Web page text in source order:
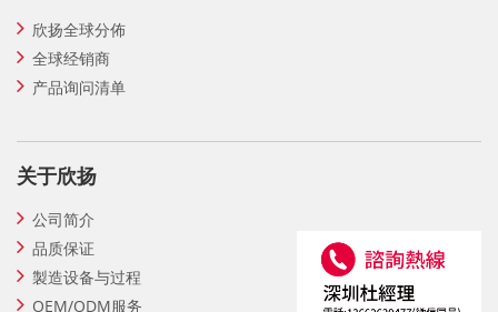
欣扬全球分佈
全球经销商
产品询问清单
关于欣扬
公司简介
品质保证
製造设备与过程
OEM/ODM服务